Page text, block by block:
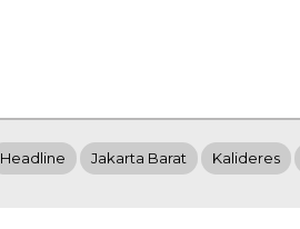
Headline Jakarta Barat Kalideres